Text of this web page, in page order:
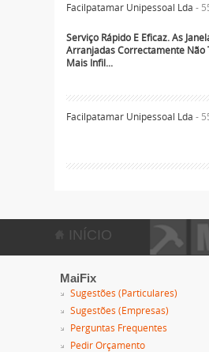
Facilpatamar Unipessoal Lda -
Serviço Rápido E Eficaz. As
Arranjadas Correctamente Não
Mais Infil...
Facilpatamar Unipessoal Lda -
INÍCIO
MaiFix
Sugestões (Particulares)
Sugestões (Empresas)
Perguntas Frequentes
Pedir Orçamento